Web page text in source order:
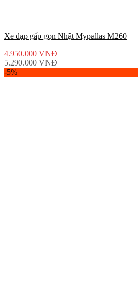
Xe đạp gấp gọn Nhật Mypallas M260
4.950.000 VNĐ
5.290.000VNĐ
-5%